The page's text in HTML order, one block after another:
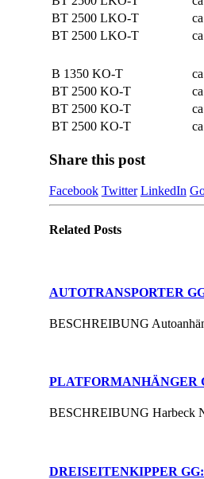
BT 2500 LKO-T
BT 2500 LKO-T
B 1350 KO-T
BT 2500 KO-T
BT 2500 KO-T
BT 2500 KO-T
Share this post
Facebook Twitter LinkedIn
Related Posts
AUTOTRANSPORTER
BESCHREIBUNG
PLATFORMANHÄNGER
BESCHREIBUNG Harbeck
DREISEITENKIPPER GG: